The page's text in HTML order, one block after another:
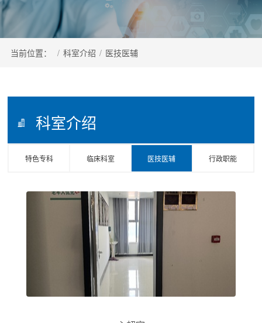
当前位置： / 科室介绍 / 医技医辅
科室介绍
特色专科 临床科室 医技医辅 行政职能